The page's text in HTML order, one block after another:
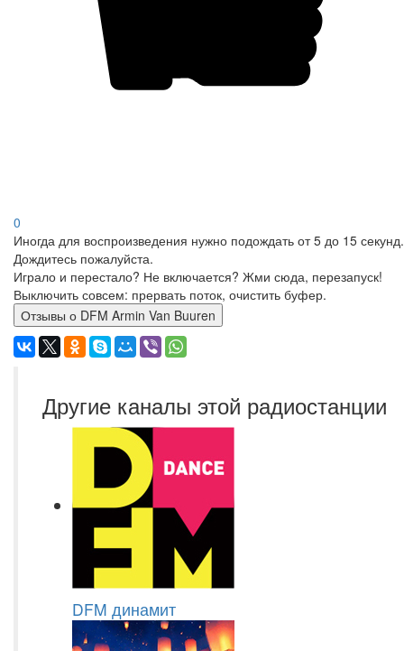
0
Иногда для воспроизведения нужно подождать от 5 до 15 секунд.
Дождитесь пожалуйста.
Играло и перестало? Не включается? Жми сюда, перезапуск!
Выключить совсем: прервать поток, очистить буфер.
Отзывы о DFM Armin Van Buuren
Другие каналы этой радиостанции
DFM динамит